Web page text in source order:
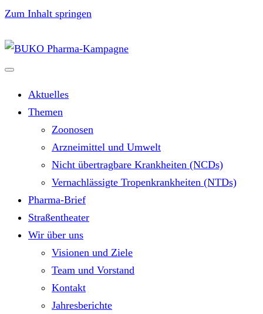
Zum Inhalt springen
Aktuelles
Themen
Zoonosen
Arzneimittel und Umwelt
Nicht übertragbare Krankheiten (NCDs)
Vernachlässigte Tropenkrankheiten (NTDs)
Pharma-Brief
Straßentheater
Wir über uns
Visionen und Ziele
Team und Vorstand
Kontakt
Jahresberichte